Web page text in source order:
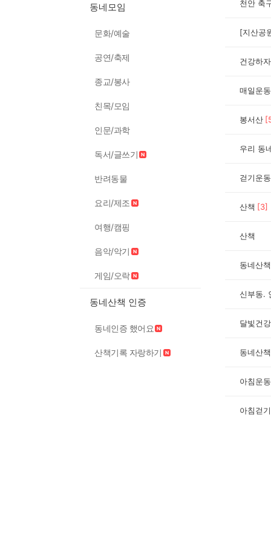
동네모임
문화/예술
공연/축제
종교/봉사
친목/모임
인문/과학
독서/글쓰기
반려동물
요리/제조
여행/캠핑
음악/악기
게임/오락
동네산책 인증
동네인증 했어요
산책기록 자랑하기
천안 축
[지산공
건강하자
매일운동
봉서산 [
우리 동
걷기운동
산책 [3]
산책
동네산책
신부동.
달빛건
동네산책
아침운동
아침걷